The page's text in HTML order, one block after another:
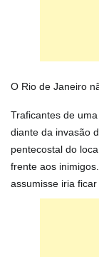
O Rio de Janeiro
Traficantes de
diante da invasão
pentecostal do
frente aos
assumisse iria